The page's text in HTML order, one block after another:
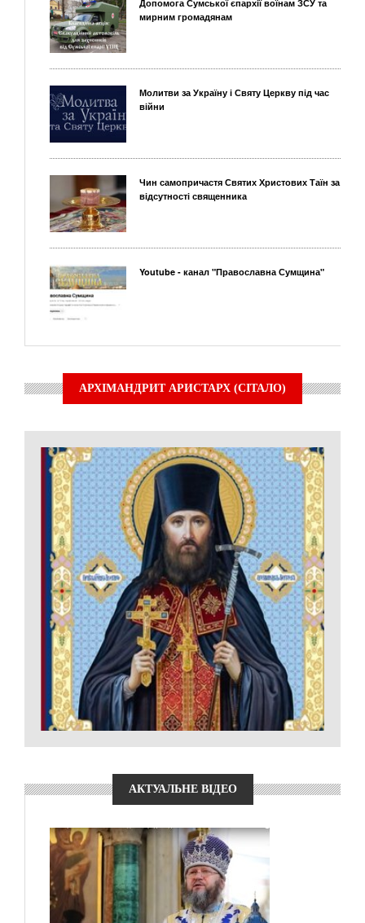
Допомога Сумської єпархії воїнам ЗСУ та
мирним громадянам
Молитви за Україну і Святу Церкву під час
війни
Чин самопричастя Святих Христових Таїн за
відсутності священника
Youtube - канал "Православна Сумщина"
АРХІМАНДРИТ АРИСТАРХ (СІТАЛО)
АКТУАЛЬНЕ ВІДЕО